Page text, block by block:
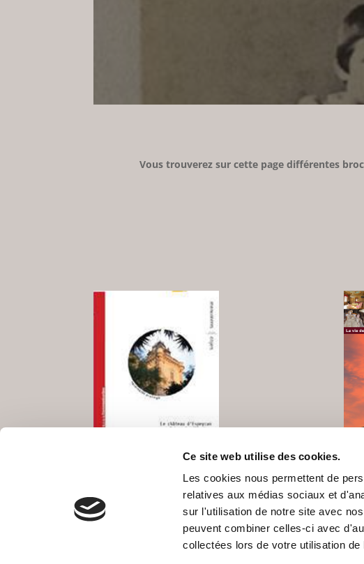
Ce site web utilise des cookies.
Les cookies nous permettent de
relatives aux médias sociaux et
sur l'utilisation de notre site avec
peuvent combiner celles-ci avec
collectées lors de votre utilisation
Vous trouverez sur cette page différentes
Maison des Illustres »